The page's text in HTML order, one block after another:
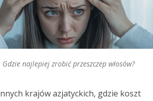
Gdzie najlepiej zrobić przeszczep włosów?
krajów azjatyckich, gdzie koszt